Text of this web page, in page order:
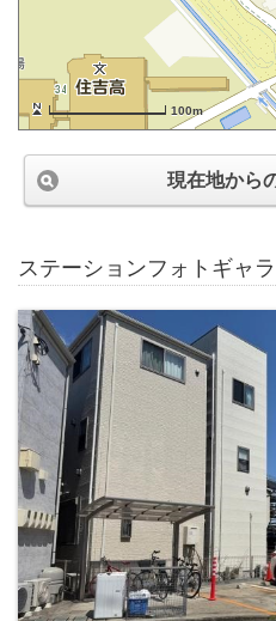
100m
現在地から
ステーションフォトギャ